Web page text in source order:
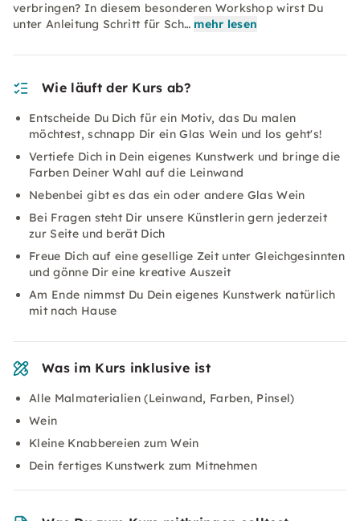
verbringen? In diesem besonderen Workshop wirst Du
unter Anleitung Schritt für Sch… mehr lesen
Wie läuft der Kurs ab?
Entscheide Du Dich für ein Motiv, das Du malen
möchtest, schnapp Dir ein Glas Wein und los geht's!
Vertiefe Dich in Dein eigenes Kunstwerk und bringe die
Farben Deiner Wahl auf die Leinwand
Nebenbei gibt es das ein oder andere Glas Wein
Bei Fragen steht Dir unsere Künstlerin gern jederzeit
zur Seite und berät Dich
Freue Dich auf eine gesellige Zeit unter Gleichgesinnten
und gönne Dir eine kreative Auszeit
Am Ende nimmst Du Dein eigenes Kunstwerk natürlich
mit nach Hause
Was im Kurs inklusive ist
Alle Malmaterialien (Leinwand, Farben, Pinsel)
Wein
Kleine Knabbereien zum Wein
Dein fertiges Kunstwerk zum Mitnehmen